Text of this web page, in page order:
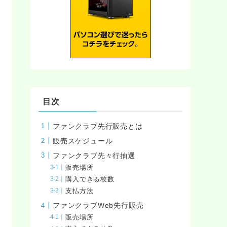
目次
ファンクラブ先行販売とは
販売スケジュール
ファンクラブ先々行抽選
販売場所
購入できる枚数
支払方法
ファンクラブWeb先行販売
販売場所